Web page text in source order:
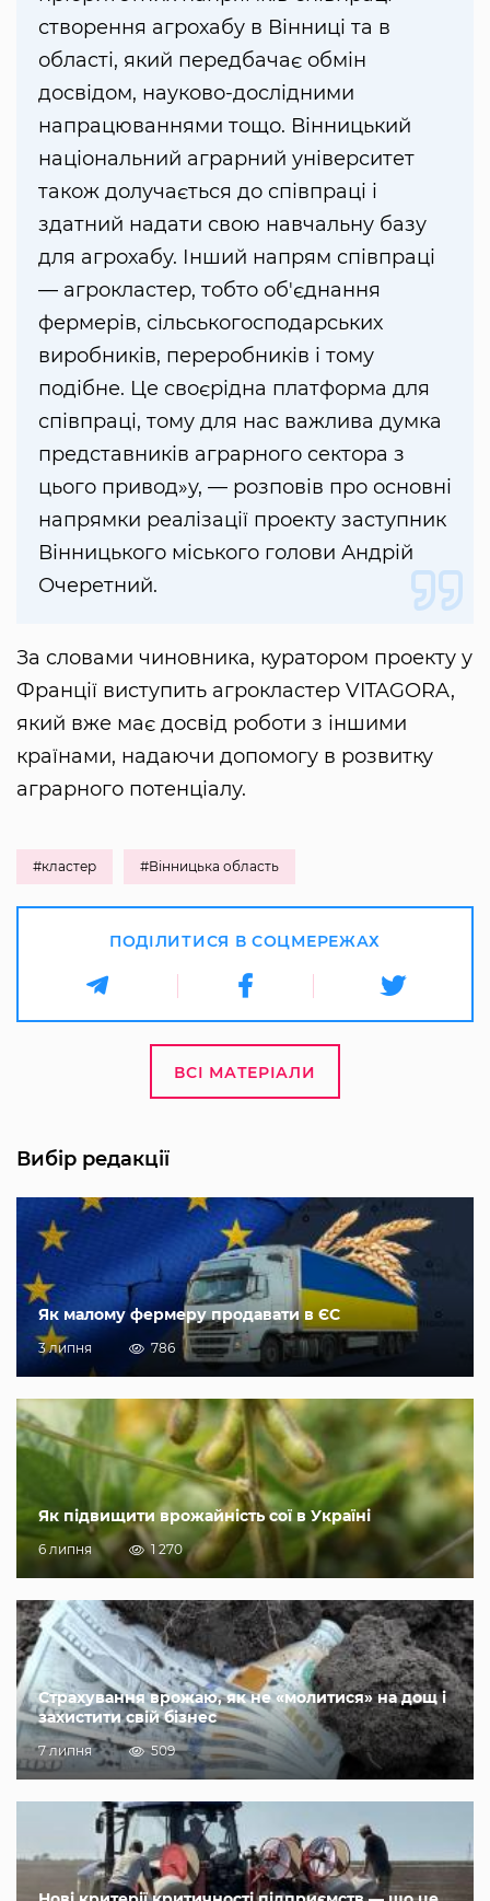
створення агрохабу в Вінниці та в
області, який передбачає обмін
досвідом, науково-дослідними
напрацюваннями тощо. Вінницький
національний аграрний університет
також долучається до співпраці і
здатний надати свою навчальну базу
для агрохабу. Інший напрям співпраці
— агрокластер, тобто об'єднання
фермерів, сільськогосподарських
виробників, переробників і тому
подібне. Це своєрідна платформа для
співпраці, тому для нас важлива думка
представників аграрного сектора з
цього привод»у, — розповів про основні
напрямки реалізації проекту заступник
Вінницького міського голови Андрій
Очеретний.
За словами чиновника, куратором проекту у
Франції виступить агрокластер VITAGORA,
який вже має досвід роботи з іншими
країнами, надаючи допомогу в розвитку
аграрного потенціалу.
#кластер #Вінницька область
ПОДІЛИТИСЯ В СОЦМЕРЕЖАХ
ВСІ МАТЕРІАЛИ
Вибір редакції
Як малому фермеру продавати в ЄС
3 липня 786
Як підвищити врожайність сої в Україні
6 липня 1 270
Страхування врожаю, як не «молитися» на дощ і
захистити свій бізнес
7 липня 509